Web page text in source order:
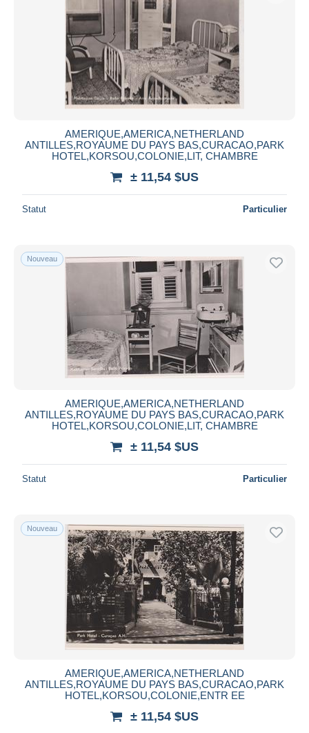
AMERIQUE,AMERICA,NETHERLAND
ANTILLES,ROYAUME DU PAYS BAS,CURACAO,PARK
HOTEL,KORSOU,COLONIE,LIT, CHAMBRE
± 11,54 $US
Statut Particulier
Nouveau
AMERIQUE,AMERICA,NETHERLAND
ANTILLES,ROYAUME DU PAYS BAS,CURACAO,PARK
HOTEL,KORSOU,COLONIE,LIT, CHAMBRE
± 11,54 $US
Statut Particulier
Nouveau
AMERIQUE,AMERICA,NETHERLAND
ANTILLES,ROYAUME DU PAYS BAS,CURACAO,PARK
HOTEL,KORSOU,COLONIE,ENTR EE
± 11,54 $US